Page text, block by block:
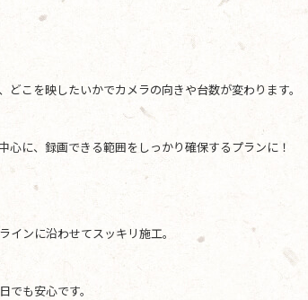
どこを映したいかでカメラの向きや台数が変わります。
心に、録画できる範囲をしっかり確保するプランに！
ンに沿わせてスッキリ施工。
も安心です。